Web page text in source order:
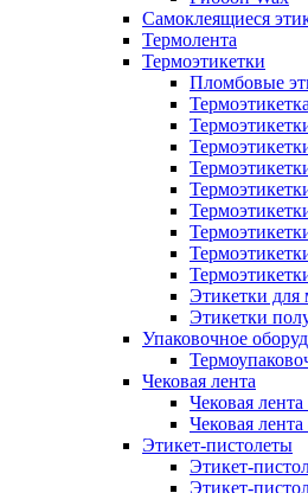
Самоклеящиеся
Термолента
Термоэтикетки
Пломбовые
Этикетки для
Этикетки
Упаковочное
Чековая лента
Чековая лента
Чековая
Этикет-пистолеты
Этикет-
Этикет-